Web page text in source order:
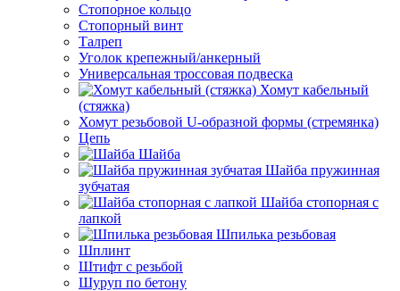
Стопорное кольцо
Стопорный винт
Талреп
Уголок крепежный/анкерный
Универсальная троссовая подвеска
Хомут кабельный
(стяжка)
Хомут резьбовой U-образной формы (стремянка)
Цепь
Шайба
Шайба пружинная
зубчатая
Шайба стопорная с
лапкой
Шпилька резьбовая
Шплинт
Штифт с резьбой
Шуруп по бетону